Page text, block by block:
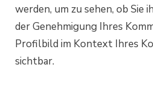
werden, um zu sehen, ob Sie
der Genehmigung Ihres
Profilbild im Kontext Ihres
sichtbar.